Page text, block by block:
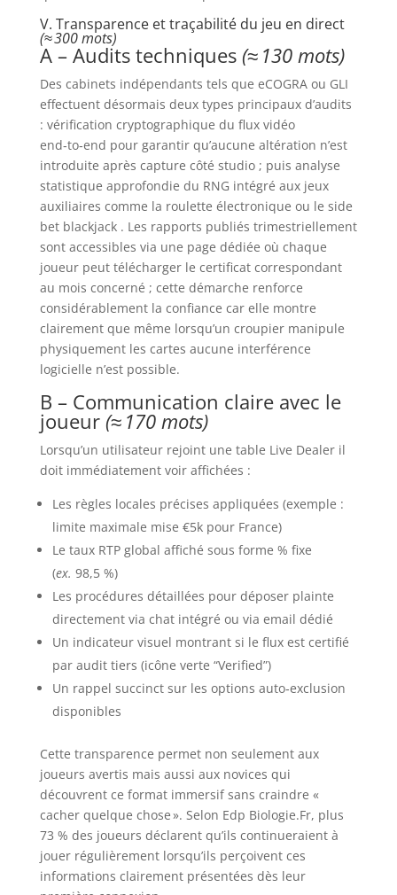
V. Transparence et traçabilité du jeu en direct
(≈ 300 mots)
A – Audits techniques (≈ 130 mots)
Des cabinets indépendants tels que eCOGRA ou GLI
effectuent désormais deux types principaux d’audits
: vérification cryptographique du flux vidéo
end‑to‑end pour garantir qu’aucune altération n’est
introduite après capture côté studio ; puis analyse
statistique approfondie du RNG intégré aux jeux
auxiliaires comme la roulette électronique ou le side
bet blackjack . Les rapports publiés trimestriellement
sont accessibles via une page dédiée où chaque
joueur peut télécharger le certificat correspondant
au mois concerné ; cette démarche renforce
considérablement la confiance car elle montre
clairement que même lorsqu’un croupier manipule
physiquement les cartes aucune interférence
logicielle n’est possible.
B – Communication claire avec le
joueur (≈ 170 mots)
Lorsqu’un utilisateur rejoint une table Live Dealer il
doit immédiatement voir affichées :
Les règles locales précises appliquées (exemple :
limite maximale mise €5k pour France)
Le taux RTP global affiché sous forme % fixe
(ex. 98,5 %)
Les procédures détaillées pour déposer plainte
directement via chat intégré ou via email dédié
Un indicateur visuel montrant si le flux est certifié
par audit tiers (icône verte “Verified”)
Un rappel succinct sur les options auto‑exclusion
disponibles
Cette transparence permet non seulement aux
joueurs avertis mais aussi aux novices qui
découvrent ce format immersif sans craindre «
cacher quelque chose ». Selon Edp Biologie.Fr, plus
73 % des joueurs déclarent qu’ils continueraient à
jouer régulièrement lorsqu’ils perçoivent ces
informations clairement présentées dès leur